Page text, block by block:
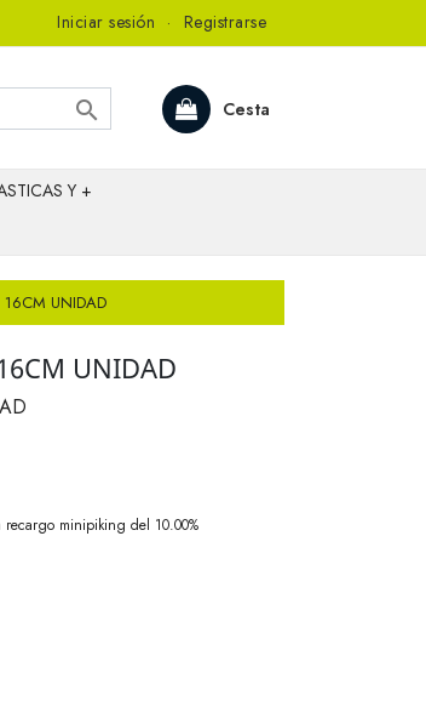
Iniciar sesión · Registrarse
Cesta

Y +
16CM UNIDAD
UNIDAD
minipiking del 10.00%